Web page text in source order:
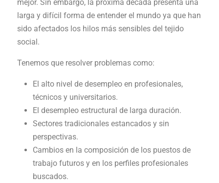
mejor. Sin embargo, la próxima década presenta una
larga y difícil forma de entender el mundo ya que han
sido afectados los hilos más sensibles del tejido
social.
Tenemos que resolver problemas como:
El alto nivel de desempleo en profesionales,
técnicos y universitarios.
El desempleo estructural de larga duración.
Sectores tradicionales estancados y sin
perspectivas.
Cambios en la composición de los puestos de
trabajo futuros y en los perfiles profesionales
buscados.